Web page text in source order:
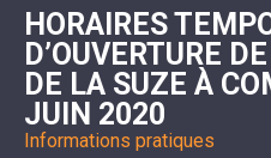
DE
LA
MINORITÉ
ANS
ASSOCIATION
COULÉE
DOUCE
LA
POLICE
MUNICIPALE
SÉCURITÉ
RISQUES
MAJEURS
CAMPING-
CARS
TENTES
ET
CARAVANES
HALTE
FLUVIALE
HORAIRES
D’OUVERTURE
DE LA SUZE À
JUIN 2020
Informations pratiques